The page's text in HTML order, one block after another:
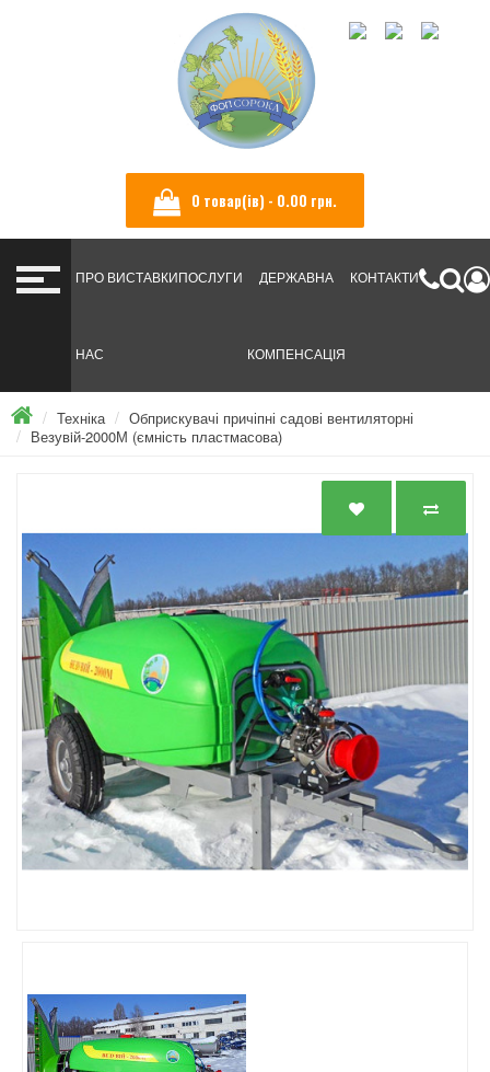
0 товар(ів) - ‎0.00 грн.
ПРО
НАС
ВИСТАВКИПОСЛУГИ ДЕРЖАВНА
КОМПЕНСАЦІЯ
КОНТАКТИ
Техніка
Обприскувачі причіпні садові вентиляторні
Везувiй-2000М (ємність пластмасова)